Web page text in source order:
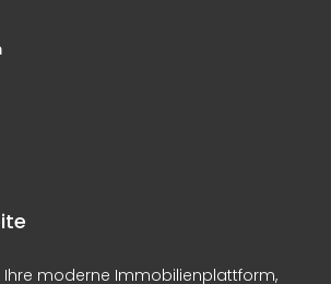
Ihre moderne Immobilienplattform,